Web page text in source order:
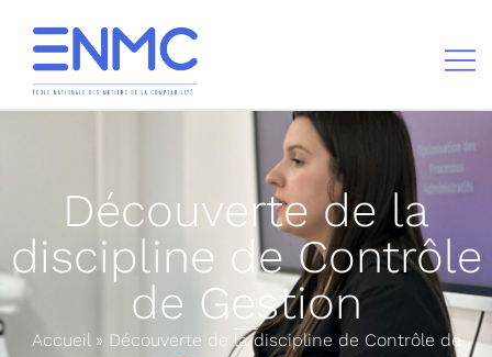
École nationale des métiers de la comptabilité
Découverte de la
discipline de Contrôle
de Gestion
Accueil» Découverte de la discipline de Contrôle de